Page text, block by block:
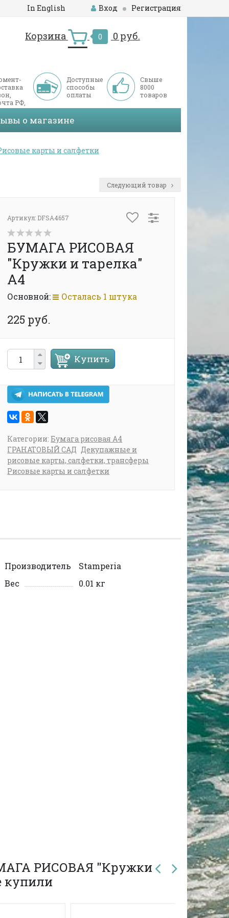
In English Вход Регистрация
Корзина 0 0 руб.
РФ,
Доступные
способы
оплаты
Свыше
8000
товаров
о магазине
карты и салфетки
Следующий товар
Артикул: DFSA4657
БУМАГА РИСОВАЯ
"Кружки и тарелка"
А4
Основной: Осталась 1 штука
225 руб.
Купить
Категории:Бумага рисовая А4
ГРАНАТОВЫЙ САД Декупажные и
рисовые карты, салфетки, трансферы
Рисовые карты и салфетки
Производитель
Stamperia
Вес
0.01 кг
РИСОВАЯ "Кружки
купили